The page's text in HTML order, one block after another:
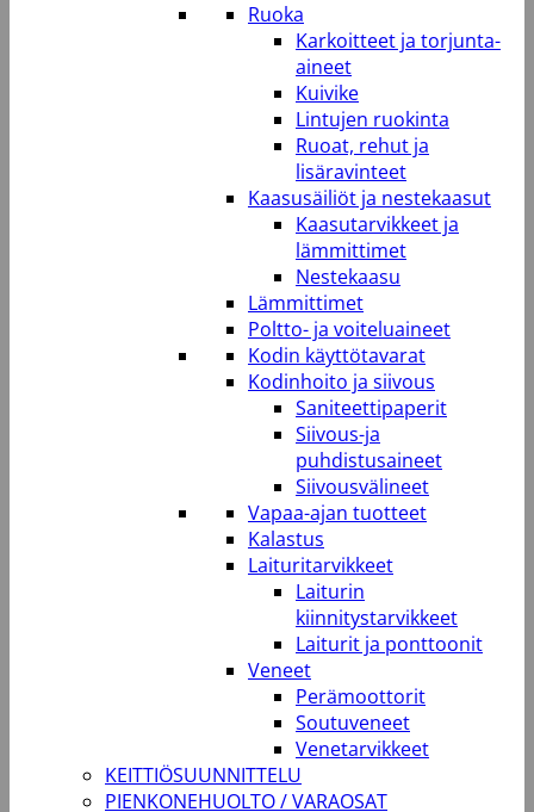
Ruoka
Karkoitteet ja torjunta-
aineet
Kuivike
Lintujen ruokinta
Ruoat, rehut ja
lisäravinteet
Kaasusäiliöt ja nestekaasut
Kaasutarvikkeet ja
lämmittimet
Nestekaasu
Lämmittimet
Poltto- ja voiteluaineet
Kodin käyttötavarat
Kodinhoito ja siivous
Saniteettipaperit
Siivous-ja
puhdistusaineet
Siivousvälineet
Vapaa-ajan tuotteet
Kalastus
Laituritarvikkeet
Laiturin
kiinnitystarvikkeet
Laiturit ja ponttoonit
Veneet
Perämoottorit
Soutuveneet
Venetarvikkeet
KEITTIÖSUUNNITTELU
PIENKONEHUOLTO / VARAOSAT